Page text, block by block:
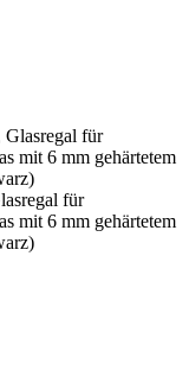
für
mit 6 mm gehärtetem